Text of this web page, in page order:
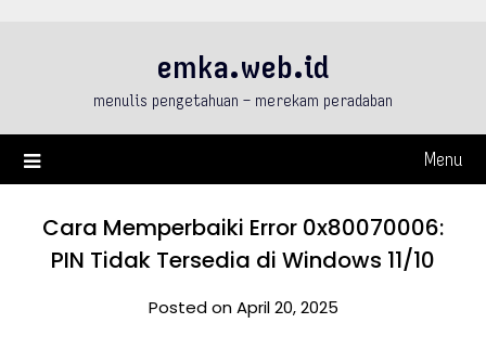
emka.web.id
menulis pengetahuan – merekam peradaban
Menu
Cara Memperbaiki Error 0x80070006:
PIN Tidak Tersedia di Windows 11/10
Posted on April 20, 2025